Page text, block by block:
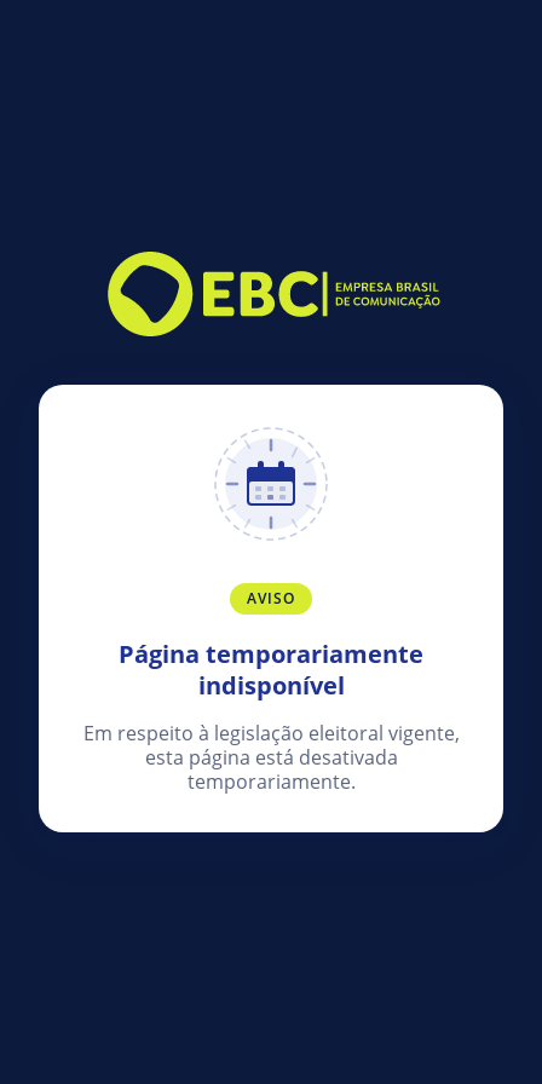
AVISO
Página temporariamente
indisponível
Em respeito à legislação eleitoral vigente,
esta página está desativada
temporariamente.